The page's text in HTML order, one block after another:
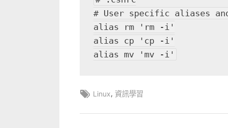
# User specific aliases
alias rm 'rm -i'
alias cp 'cp -i'
alias mv 'mv -i'
Tags:
Linux, 資訊學習